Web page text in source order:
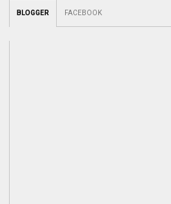
BLOGGER FACEBOOK